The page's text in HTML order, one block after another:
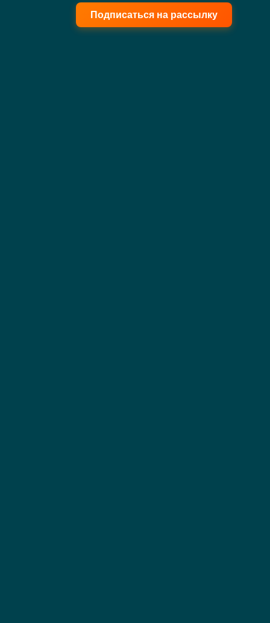
Подписаться на рассылку